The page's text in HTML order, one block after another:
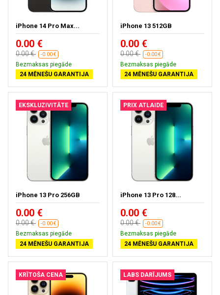
iPhone 14 Pro Max...
0.00 €
0.00 € -0.00 €
Bezmaksas piegāde
24 MĒNEŠU GARANTIJA
iPhone 13 512GB
0.00 €
0.00 € -0.00 €
Bezmaksas piegāde
24 MĒNEŠU GARANTIJA
EKSKLUZIVITĀTE
iPhone 13 Pro 256GB
0.00 €
0.00 € -0.00 €
Bezmaksas piegāde
24 MĒNEŠU GARANTIJA
PRIX ATLAIDE
iPhone 13 Pro 128...
0.00 €
0.00 € -0.00 €
Bezmaksas piegāde
24 MĒNEŠU GARANTIJA
KRĪTOŠA CENA LABS DARĪJUMS